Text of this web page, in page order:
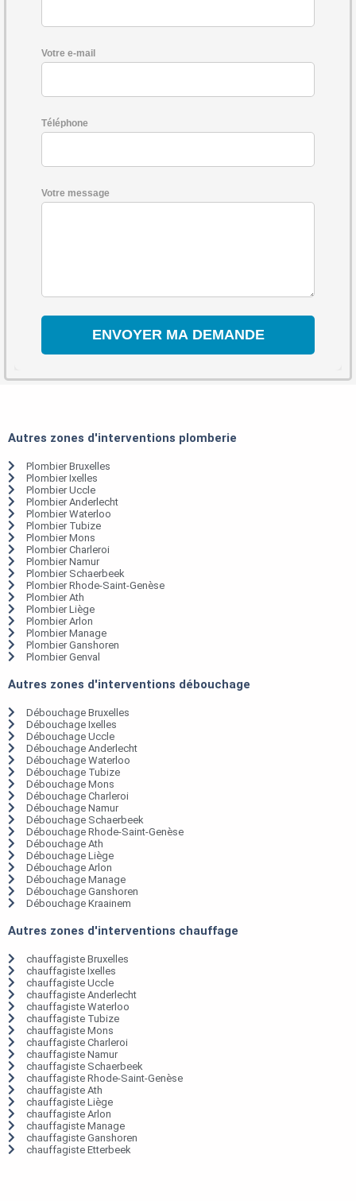
Votre e-mail
Téléphone
Votre message
Autres zones d'interventions plomberie
Plombier Bruxelles
Plombier Ixelles
Plombier Uccle
Plombier Anderlecht
Plombier Waterloo
Plombier Tubize
Plombier Mons
Plombier Charleroi
Plombier Namur
Plombier Schaerbeek
Plombier Rhode-Saint-Genèse
Plombier Ath
Plombier Liège
Plombier Arlon
Plombier Manage
Plombier Ganshoren
Plombier Genval
Autres zones d'interventions débouchage
Débouchage Bruxelles
Débouchage Ixelles
Débouchage Uccle
Débouchage Anderlecht
Débouchage Waterloo
Débouchage Tubize
Débouchage Mons
Débouchage Charleroi
Débouchage Namur
Débouchage Schaerbeek
Débouchage Rhode-Saint-Genèse
Débouchage Ath
Débouchage Liège
Débouchage Arlon
Débouchage Manage
Débouchage Ganshoren
Débouchage Kraainem
Autres zones d'interventions chauffage
chauffagiste Bruxelles
chauffagiste Ixelles
chauffagiste Uccle
chauffagiste Anderlecht
chauffagiste Waterloo
chauffagiste Tubize
chauffagiste Mons
chauffagiste Charleroi
chauffagiste Namur
chauffagiste Schaerbeek
chauffagiste Rhode-Saint-Genèse
chauffagiste Ath
chauffagiste Liège
chauffagiste Arlon
chauffagiste Manage
chauffagiste Ganshoren
chauffagiste Etterbeek